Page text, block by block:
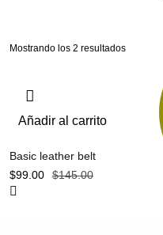
Añadir al carrito
Basic leather belt
$145.00
$99.00
Mostrando los 2 resultados